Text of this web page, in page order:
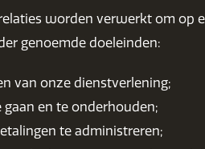
worden verwerkt om
genoemde doeleinden:
van onze dienstverlening;
en te onderhouden;
te administreren;